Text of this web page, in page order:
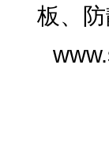
板、